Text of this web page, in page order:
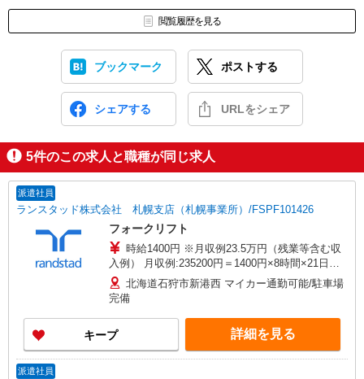
閲覧履歴を見る
ブックマーク ポストする
シェアする URLをシェア
5件のこの求人と職種が同じ求人
派遣社員
ランスタッド株式会社 札幌支店（札幌事業所）/FSPF101426
フォークリフト
時給1400円 ※月収例23.5万円（残業等含む収
入例） 月収例:235200円＝1400円×8時間×21日勤
務の場合＋残業代、交通費別途支給 ※交通費実費
支給／当社規定あり。通勤交通費実費支払／上限4
万円／月※規定あり
北海道石狩市新港西 マイカー通勤可能/駐車場
完備
キープ 詳細を見る
派遣社員